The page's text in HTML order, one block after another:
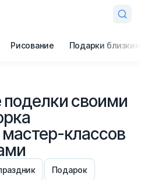
Рисование Подарки близким
своими
классов
Подарок